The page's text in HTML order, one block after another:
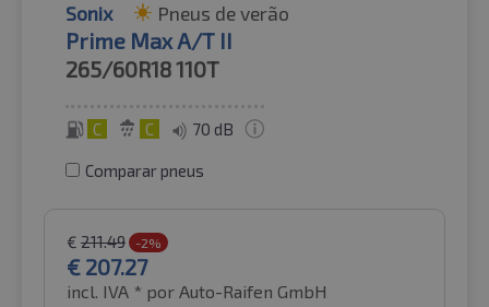
Sonix Pneus de verão
Prime Max A/T II
265/60R18110T
C C 70 dB
Comparar pneus
€ 211.49 -2%
€ 207.27
incl. IVA * por Auto-Raifen GmbH